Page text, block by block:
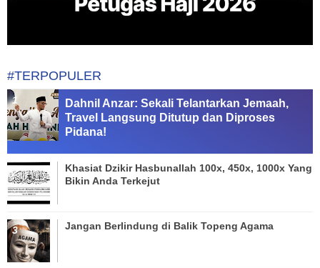
#TERPOPULER
Dahnil Anzar: Sekali Telantarkan Jemaah,
Travel Langsung Ditutup dan Diproses
Pidana!
Khasiat Dzikir Hasbunallah 100x, 450x, 1000x Yang
Bikin Anda Terkejut
Jangan Berlindung di Balik Topeng Agama